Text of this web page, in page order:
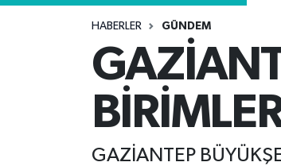
HABERLER GÜNDEM
GAZİANTEP
Süper Lig Puan Durumu ve Fikstür
Tüm Manşetler
Son Dakika Haberleri
Haber Arşivi